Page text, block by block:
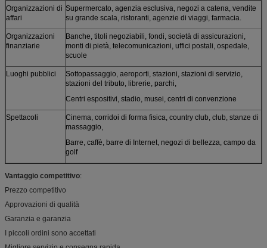
Organizzazioni di
affari
Supermercato, agenzia esclusiva, negozi a catena, vendite
su grande scala, ristoranti, agenzie di viaggi, farmacia.
Organizzazioni
finanziarie
Banche, titoli negoziabili, fondi, società di assicurazioni,
monti di pietà, telecomunicazioni, uffici postali, ospedale,
scuole
Luoghi pubblici
Sottopassaggio, aeroporti, stazioni, stazioni di servizio,
stazioni del tributo, librerie, parchi,
Centri espositivi, stadio, musei, centri di convenzione
Spettacoli
Cinema, corridoi di forma fisica, country club, club, stanze di
massaggio,
Barre, caffè, barre di Internet, negozi di bellezza, campo da
golf
Vantaggio competitivo:
Prezzo competitivo
Approvazioni di qualità
Garanzia e garanzia
I piccoli ordini sono accettati